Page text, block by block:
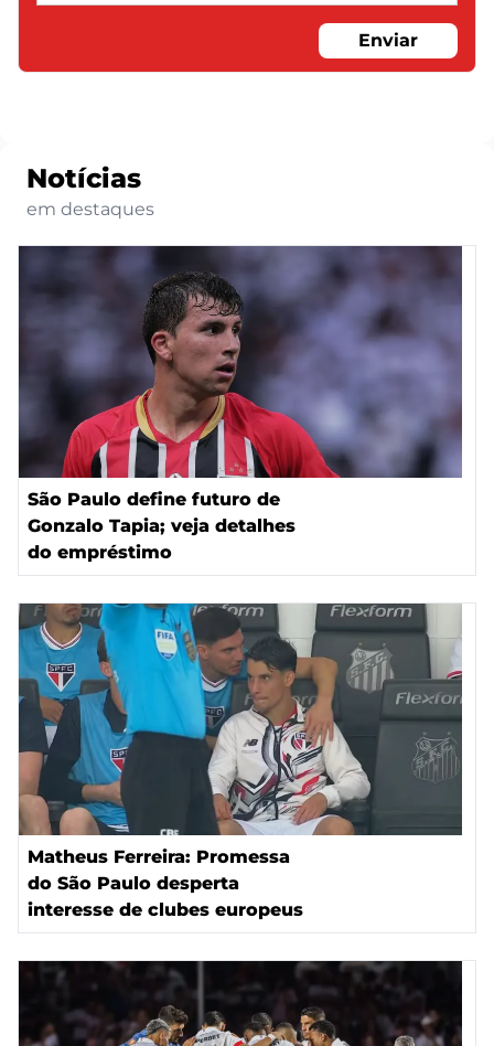
Enviar
Notícias
em destaques
São Paulo define futuro de
Gonzalo Tapia; veja detalhes
do empréstimo
Matheus Ferreira: Promessa
do São Paulo desperta
interesse de clubes europeus